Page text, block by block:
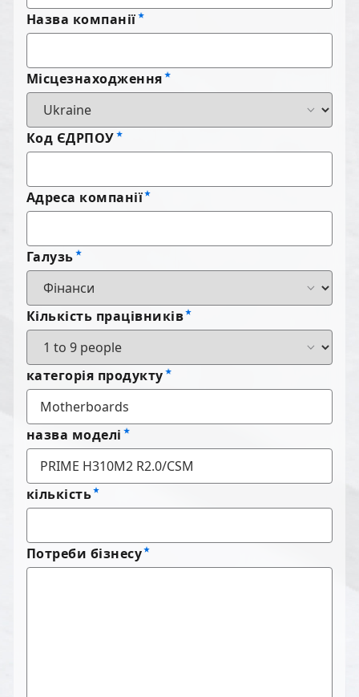
Назва компанії
Місцезнаходження
Код ЄДРПОУ
Адреса компанії
Галузь
Кількість працівників
категорія продукту
назва моделі
кількість
Потреби бізнесу